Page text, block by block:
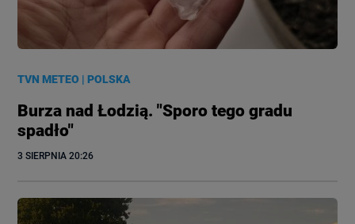
TVN METEO |POLSKA
Burza nad Łodzią. "Sporo tego gradu
spadło"
3 SIERPNIA 20:26